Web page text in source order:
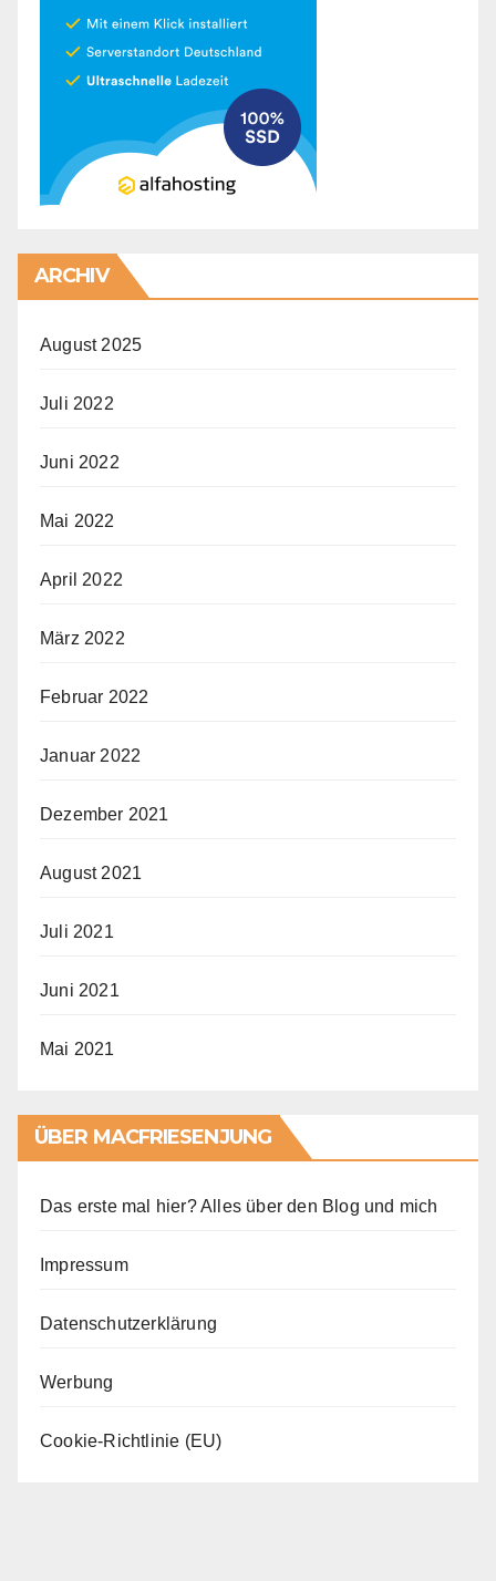
ARCHIV
August 2025
Juli 2022
Juni 2022
Mai 2022
April 2022
März 2022
Februar 2022
Januar 2022
Dezember 2021
August 2021
Juli 2021
Juni 2021
Mai 2021
ÜBER MACFRIESENJUNG
Das erste mal hier? Alles über den Blog und mich
Impressum
Datenschutzerklärung
Werbung
Cookie-Richtlinie (EU)